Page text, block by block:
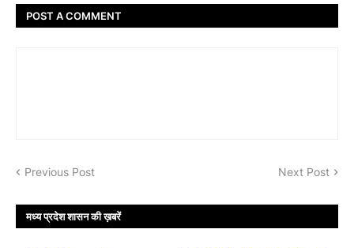
POST A COMMENT
Previous Post Next Post
मध्य प्रदेश शासन की ख़बरें